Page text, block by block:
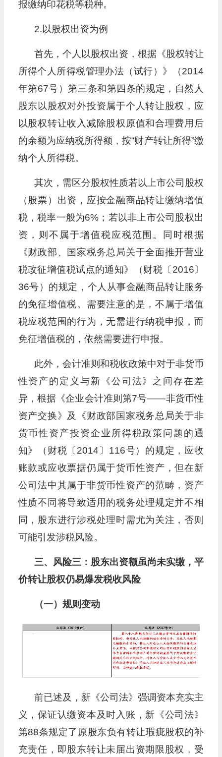
报缴纳印花税等税种。
2.以股权出资为例
首先，个人以股权出资，根据《股权转让
所得个人所得税管理办法（试行）》（2014
年第67号）第三条和第四条的规定，自然人
股东以股权对外投资属于个人转让股权，应
以股权转让收入减除股权原值和合理费用后
的余额为应纳税所得额，按“财产转让所得”缴
纳个人所得税。
其次，需区分股权性质若以上市公司股权
（股票）出资，应按金融商品转让缴纳增值
税，税率一般为6%；若以非上市公司股权出
资，则不属于增值税应税范围。同时根据
《财政部、国家税务总局关于全面推开营业
税改征增值税试点的通知》（财税〔2016〕
36号）的规定，个人从事金融商品转让服务
的免征增值税。需要注意的是，不属于增值
税应税范围的行为，无需进行纳税申报，而
免征增值税的，依然需要进行申报。
此外，会计准则和税收政策中对于非货币
性资产的定义与新《公司法》之间存在差
异，根据《企业会计准则第7号——非货币性
资产交换》及《财政部国家税务总局关于非
货币性资产投资企业所得税政策问题的通
知》（财税〔2014〕116号）的规定，应收
账款或应收票据仍属于货币性资产，但在新
公司法中其属于非货币性资产的范畴，资产
性质不同将导致适用的税务处理规定并不相
同，股东进行涉税处理时需尤为关注，否则
可能引发涉税风险。
三、风险三：股东出资额虽尚未实缴，平
价转让股权仍易爆发税收风险
（一）规则变动
前已述及，新《公司法》强调资本充实主
义，保证认缴资本及时入账，新《公司法》
第88条规定了原股东负有转让瑕疵股权的补
充责任，即股东转让未届出资期限股权，受